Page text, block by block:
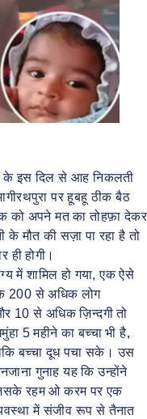
के इस दिल से आह निकलती
पर हूबहू ठीक बैठ
को अपने मत का तोहफ़ा देकर
के मौत की सज़ा पा रहा है तो
होगी।
में शामिल हो गया, एक ऐसे
200 से अधिक लोग
10 से अधिक ज़िन्दगी तो
5 महीने का बच्चा भी है,
बच्चा दूध पचा सके। उस
गुनाह यह कि उन्होंने
रहम ओ करम पर एक
में संजीव रूप से तैनात